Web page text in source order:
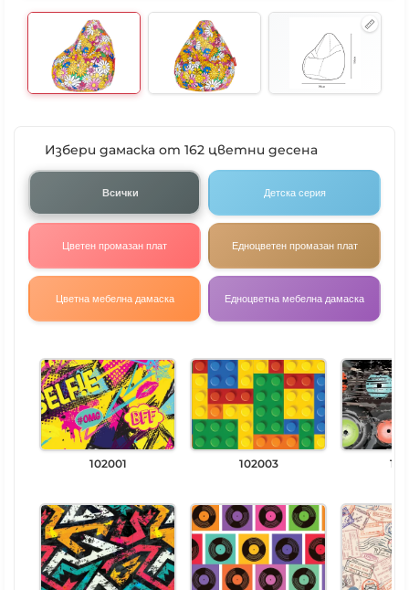
Избери дамаска от 162 цветни десена
Всички Детска серия
Цветен промазан плат Едноцветен промазан плат
Цветна мебелна дамаска Едноцветна мебелна дамаска
102001 102003